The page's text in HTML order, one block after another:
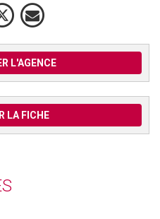
L'AGENCE
LA FICHE